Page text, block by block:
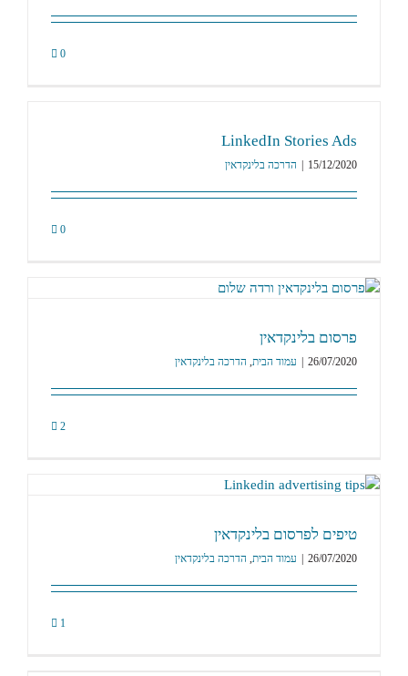
0
LinkedIn Stories Ads
15/12/2020 הדרכה בלינקדאין
0
פרסום בלינקדאין
26/07/2020 עמוד הבית, הדרכה בלינקדאין
2
טיפים לפרסום בלינקדאין
26/07/2020 עמוד הבית, הדרכה בלינקדאין
1